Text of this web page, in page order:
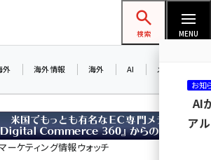
ネットショップ担当者フォーラム
検索 MENU
外 海外情報 海外 AI メタバース
ーケティング情報ウォッチ
お知
AI
ア